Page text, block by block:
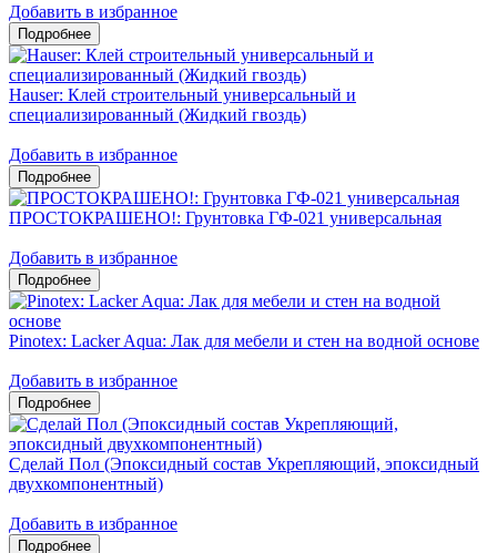
Добавить в избранное
Hauser: Клей строительный универсальный и
специализированный (Жидкий гвоздь)
Добавить в избранное
ПРОСТОКРАШЕНО!: Грунтовка ГФ-021 универсальная
Добавить в избранное
Pinotex: Lacker Aqua: Лак для мебели и стен на водной основе
Добавить в избранное
Сделай Пол (Эпоксидный состав Укрепляющий, эпоксидный
двухкомпонентный)
Добавить в избранное